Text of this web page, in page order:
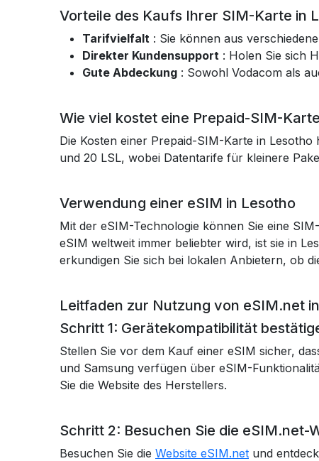
Vorteile des Kaufs Ihrer SIM-Karte in
Tarifvielfalt : Sie können aus
Direkter Kundensupport : Holen Sie sich
Gute Abdeckung : Sowohl Vodacom als
Wie viel kostet eine Prepaid-SIM-
Die Kosten einer Prepaid-SIM-Karte in
und 20 LSL, wobei Datentarife für kleinere
Verwendung einer eSIM in Lesotho
Mit der eSIM-Technologie können Sie eine
eSIM weltweit immer beliebter wird, ist sie in
erkundigen Sie sich bei lokalen Anbietern, ob
Leitfaden zur Nutzung von eSIM.net
Schritt 1: Gerätekompatibilität
Stellen Sie vor dem Kauf einer eSIM sicher,
und Samsung verfügen über eSIM-
Sie die Website des Herstellers.
Schritt 2: Besuchen Sie die eSIM.net-
Besuchen Sie die Website eSIM.net und